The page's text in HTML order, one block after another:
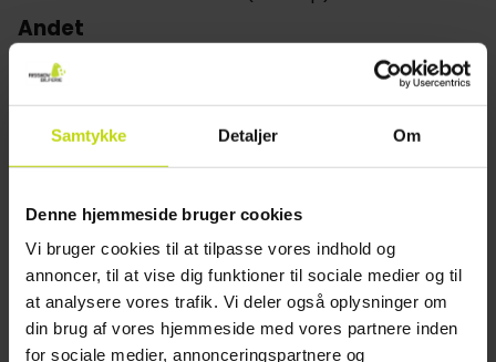
Samtykke Detaljer Om
Denne hjemmeside bruger cookies
Vi bruger cookies til at tilpasse vores indhold og
annoncer, til at vise dig funktioner til sociale medier og til
at analysere vores trafik. Vi deler også oplysninger om
din brug af vores hjemmeside med vores partnere inden
for sociale medier, annonceringspartnere og
Andet
Parkering mod gebyr
Gratis internet
Wifi
Elevator
Byggeår: 1955
Renoveret: 2020
Opladning af elbil
Parkering i garage
Restaurant